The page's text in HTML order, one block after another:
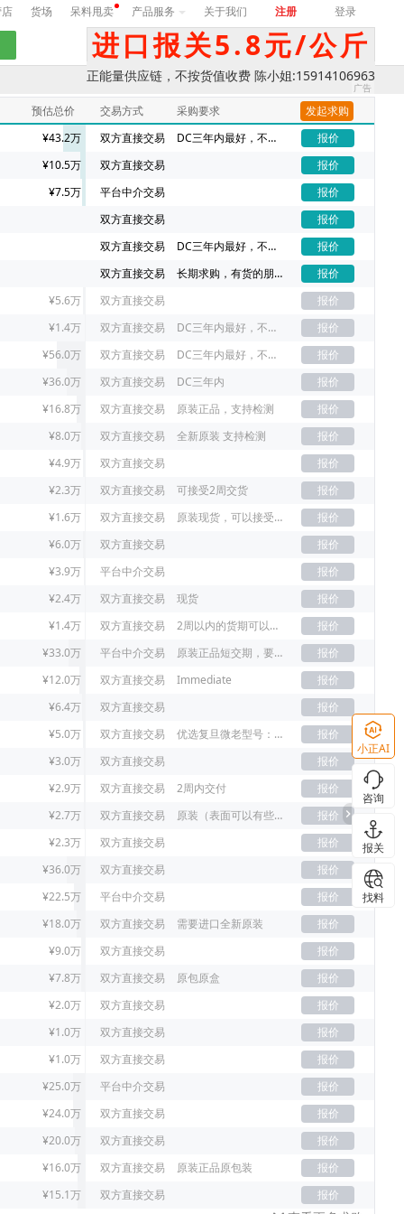
货场 呆料甩卖 产品服务 关于我们 注册 登录
进口报关5.8元/公斤
正能量供应链，不按货值收费 陈小姐:15914106963
预估总价 交易方式 采购要求
发起求购
¥43.2万 双方直接交易 DC三年内最好，不同DC价格不一样
报价
¥10.5万 双方直接交易
报价
¥7.5万 平台中介交易
报价
双方直接交易
报价
双方直接交易 DC三年内最好，不同DC价格不一样
报价
双方直接交易 长期求购，有货的朋友请联系我吧
报价
¥5.6万 双方直接交易
报价
¥1.4万 双方直接交易 DC三年内最好，不同DC价格不一样
报价
¥56.0万 双方直接交易 DC三年内最好，不同DC价格不一样
报价
¥36.0万 双方直接交易 DC三年内
报价
¥16.8万 双方直接交易 原装正品，支持检测
报价
¥8.0万 双方直接交易 全新原装 支持检测
报价
¥4.9万 双方直接交易
报价
¥2.3万 双方直接交易 可接受2周交货
报价
¥1.6万 双方直接交易 原装现货，可以接受老年份
报价
¥6.0万 双方直接交易
报价
¥3.9万 平台中介交易
报价
¥2.4万 双方直接交易 现货
报价
¥1.4万 双方直接交易 2周以内的货期可以接受
报价
¥33.0万 平台中介交易 原装正品短交期，要原装21+已上
报价
¥12.0万 双方直接交易 Immediate
报价
¥6.4万 双方直接交易
报价
¥5.0万 双方直接交易 优选复旦微老型号：FM33LE026，没货新型号FM33L026D
报价
¥3.0万 双方直接交易
报价
¥2.9万 双方直接交易 2周内交付
报价
¥2.7万 双方直接交易 原装（表面可以有些许刮痕）
报价
¥2.3万 双方直接交易
报价
¥36.0万 双方直接交易
报价
¥22.5万 平台中介交易
报价
¥18.0万 双方直接交易 需要进口全新原装
报价
¥9.0万 双方直接交易
报价
¥7.8万 双方直接交易 原包原盒
报价
¥2.0万 双方直接交易
报价
¥1.0万 双方直接交易
报价
¥1.0万 双方直接交易
报价
¥25.0万 平台中介交易
报价
¥24.0万 双方直接交易
报价
¥20.0万 双方直接交易
报价
¥16.0万 双方直接交易 原装正品原包装
报价
¥15.1万 双方直接交易 报价
小正AI
咨询
报关
找料